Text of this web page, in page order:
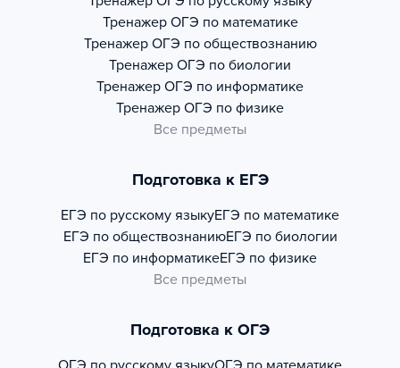
Тренажер ОГЭ по математике
Тренажер ОГЭ по обществознанию
Тренажер ОГЭ по биологии
Тренажер ОГЭ по информатике
Тренажер ОГЭ по физике
Все предметы
Подготовка к ЕГЭ
ЕГЭ по русскому языкуЕГЭ по математике
ЕГЭ по обществознаниюЕГЭ по биологии
ЕГЭ по информатикеЕГЭ по физике
Все предметы
Подготовка к ОГЭ